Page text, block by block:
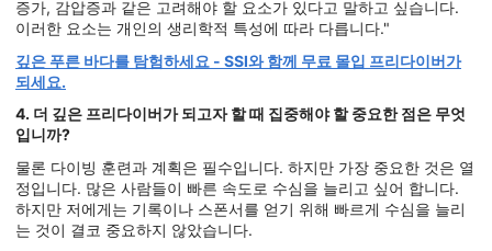
증가, 감압증과 같은 고려해야 할 요소가 있다고 말하고 싶습니다.
이러한 요소는 개인의 생리학적 특성에 따라 다릅니다."
깊은 푸른 바다를 탐험하세요 - SSI와 함께 무료 몰입 프리다이버가
되세요.
4. 더 깊은 프리다이버가 되고자 할 때 집중해야 할 중요한 점은 무엇
입니까?
물론 다이빙 훈련과 계획은 필수입니다. 하지만 가장 중요한 것은 열
정입니다. 많은 사람들이 빠른 속도로 수심을 늘리고 싶어 합니다.
하지만 저에게는 기록이나 스폰서를 얻기 위해 빠르게 수심을 늘리
는 것이 결코 중요하지 않았습니다.